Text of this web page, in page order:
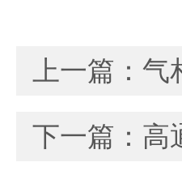
上一篇： 气
下一篇： 高